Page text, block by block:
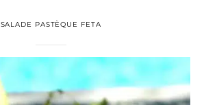
SALADE PASTÈQUE FETA